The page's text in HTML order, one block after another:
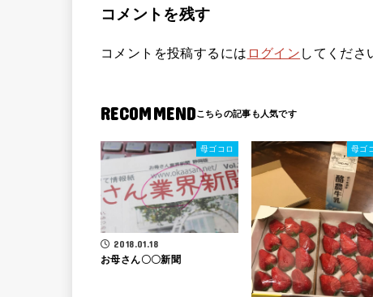
コメントを残す
コメントを投稿するには ログイン してくださ
RECOMMEND
母ゴコロ
2018.01.18
お母さん〇〇新聞
母ゴ